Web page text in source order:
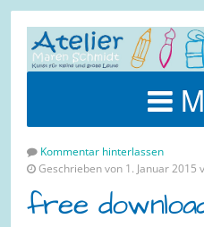
Kommentar hinterlassen
Geschrieben von 1. Januar 2015
free